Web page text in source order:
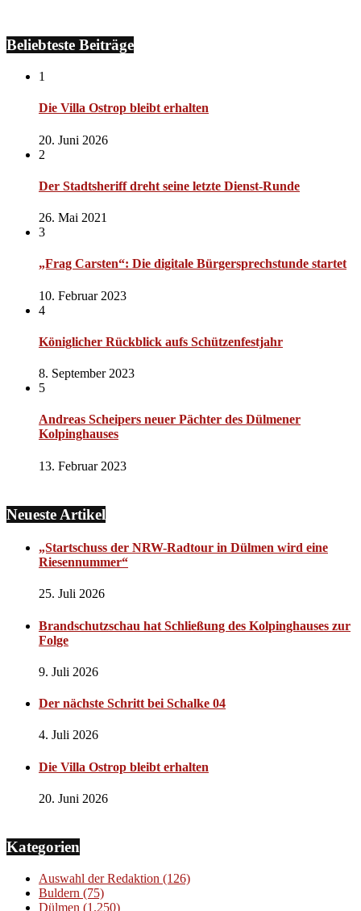
Beliebteste Beiträge
1
Die Villa Ostrop bleibt erhalten
20. Juni 2026
2
Der Stadtsheriff dreht seine letzte Dienst-Runde
26. Mai 2021
3
„Frag Carsten“: Die digitale Bürgersprechstunde startet
10. Februar 2023
4
Königlicher Rückblick aufs Schützenfestjahr
8. September 2023
5
Andreas Scheipers neuer Pächter des Dülmener
Kolpinghauses
13. Februar 2023
Neueste Artikel
„Startschuss der NRW-Radtour in Dülmen wird eine
Riesennummer“
25. Juli 2026
Brandschutzschau hat Schließung des Kolpinghauses zur
Folge
9. Juli 2026
Der nächste Schritt bei Schalke 04
4. Juli 2026
Die Villa Ostrop bleibt erhalten
20. Juni 2026
Kategorien
Auswahl der Redaktion (126)
Buldern (75)
Dülmen (1.250)